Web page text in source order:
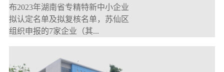
布2023年湖南省专精特新中小企业
拟认定名单及拟复核名单，苏仙区
组织申报的7家企业（其...